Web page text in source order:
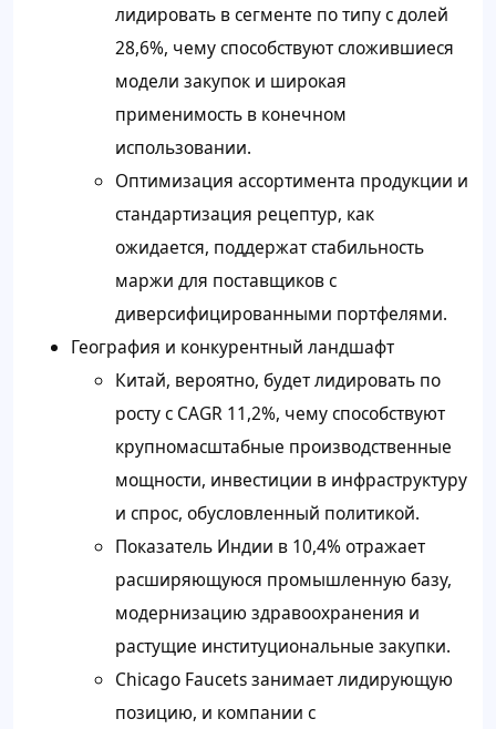
лидировать в сегменте по типу с долей
28,6%, чему способствуют сложившиеся
модели закупок и широкая
применимость в конечном
использовании.
Оптимизация ассортимента продукции и
стандартизация рецептур, как
ожидается, поддержат стабильность
маржи для поставщиков с
диверсифицированными портфелями.
География и конкурентный ландшафт
Китай, вероятно, будет лидировать по
росту с CAGR 11,2%, чему способствуют
крупномасштабные производственные
мощности, инвестиции в инфраструктуру
и спрос, обусловленный политикой.
Показатель Индии в 10,4% отражает
расширяющуюся промышленную базу,
модернизацию здравоохранения и
растущие институциональные закупки.
Chicago Faucets занимает лидирующую
позицию, и компании с